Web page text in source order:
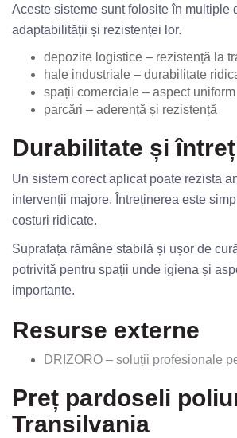
Aceste sisteme sunt folosite în multiple
adaptabilității și rezistenței lor.
depozite logistice – rezistență la
hale industriale – durabilitate
spații comerciale – aspect uniform
parcări – aderență și rezistență
Durabilitate și
Un sistem corect aplicat poate rezista
intervenții majore. Întreținerea este
costuri ridicate.
Suprafața rămâne stabilă și ușor de
potrivită pentru spații unde igiena și
importante.
Resurse externe
DRIZORO – soluții profesionale
Preț pardoseli
Transilvania